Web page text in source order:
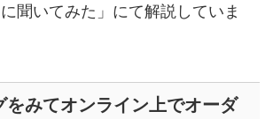
に聞いてみた」にて解説していま
をみてオンライン上でオーダ